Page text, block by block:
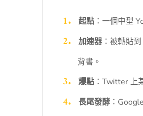
起點 ：一個中型
加速器 ：被轉貼
背書。
爆點 ：Twitter 上
長尾發酵 ：